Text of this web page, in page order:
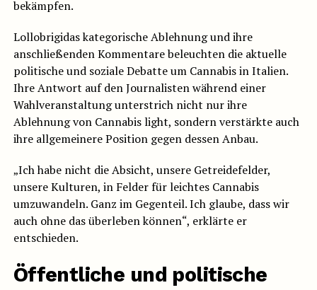
bekämpfen.
Lollobrigidas kategorische Ablehnung und ihre
anschließenden Kommentare beleuchten die aktuelle
politische und soziale Debatte um Cannabis in Italien.
Ihre Antwort auf den Journalisten während einer
Wahlveranstaltung unterstrich nicht nur ihre
Ablehnung von Cannabis light, sondern verstärkte auch
ihre allgemeinere Position gegen dessen Anbau.
„Ich habe nicht die Absicht, unsere Getreidefelder,
unsere Kulturen, in Felder für leichtes Cannabis
umzuwandeln. Ganz im Gegenteil. Ich glaube, dass wir
auch ohne das überleben können“, erklärte er
entschieden.
Öffentliche und politische